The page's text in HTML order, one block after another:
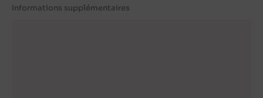
Informations supplémentaires